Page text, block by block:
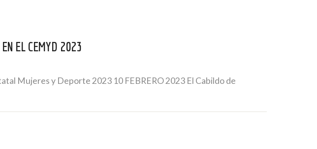
EL CEMYD 2023
Mujeres y Deporte 2023 10 FEBRERO 2023 El Cabildo de